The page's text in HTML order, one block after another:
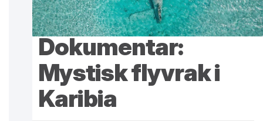
Dokumentar:
Mystisk flyvrak i
Karibia